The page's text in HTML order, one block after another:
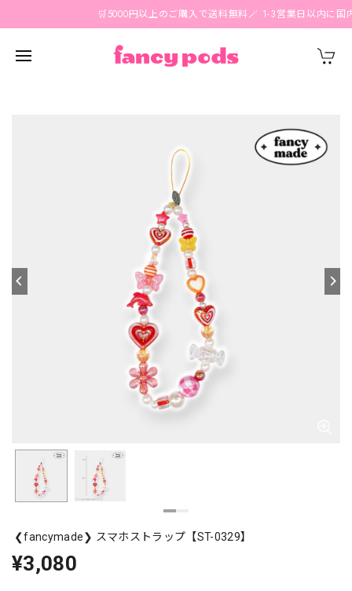
🛒5000円以上のご購入で送料無料🪄 1-3営業日以内に国内
❮fancymade❯ スマホストラップ【ST-0329】
¥3,080